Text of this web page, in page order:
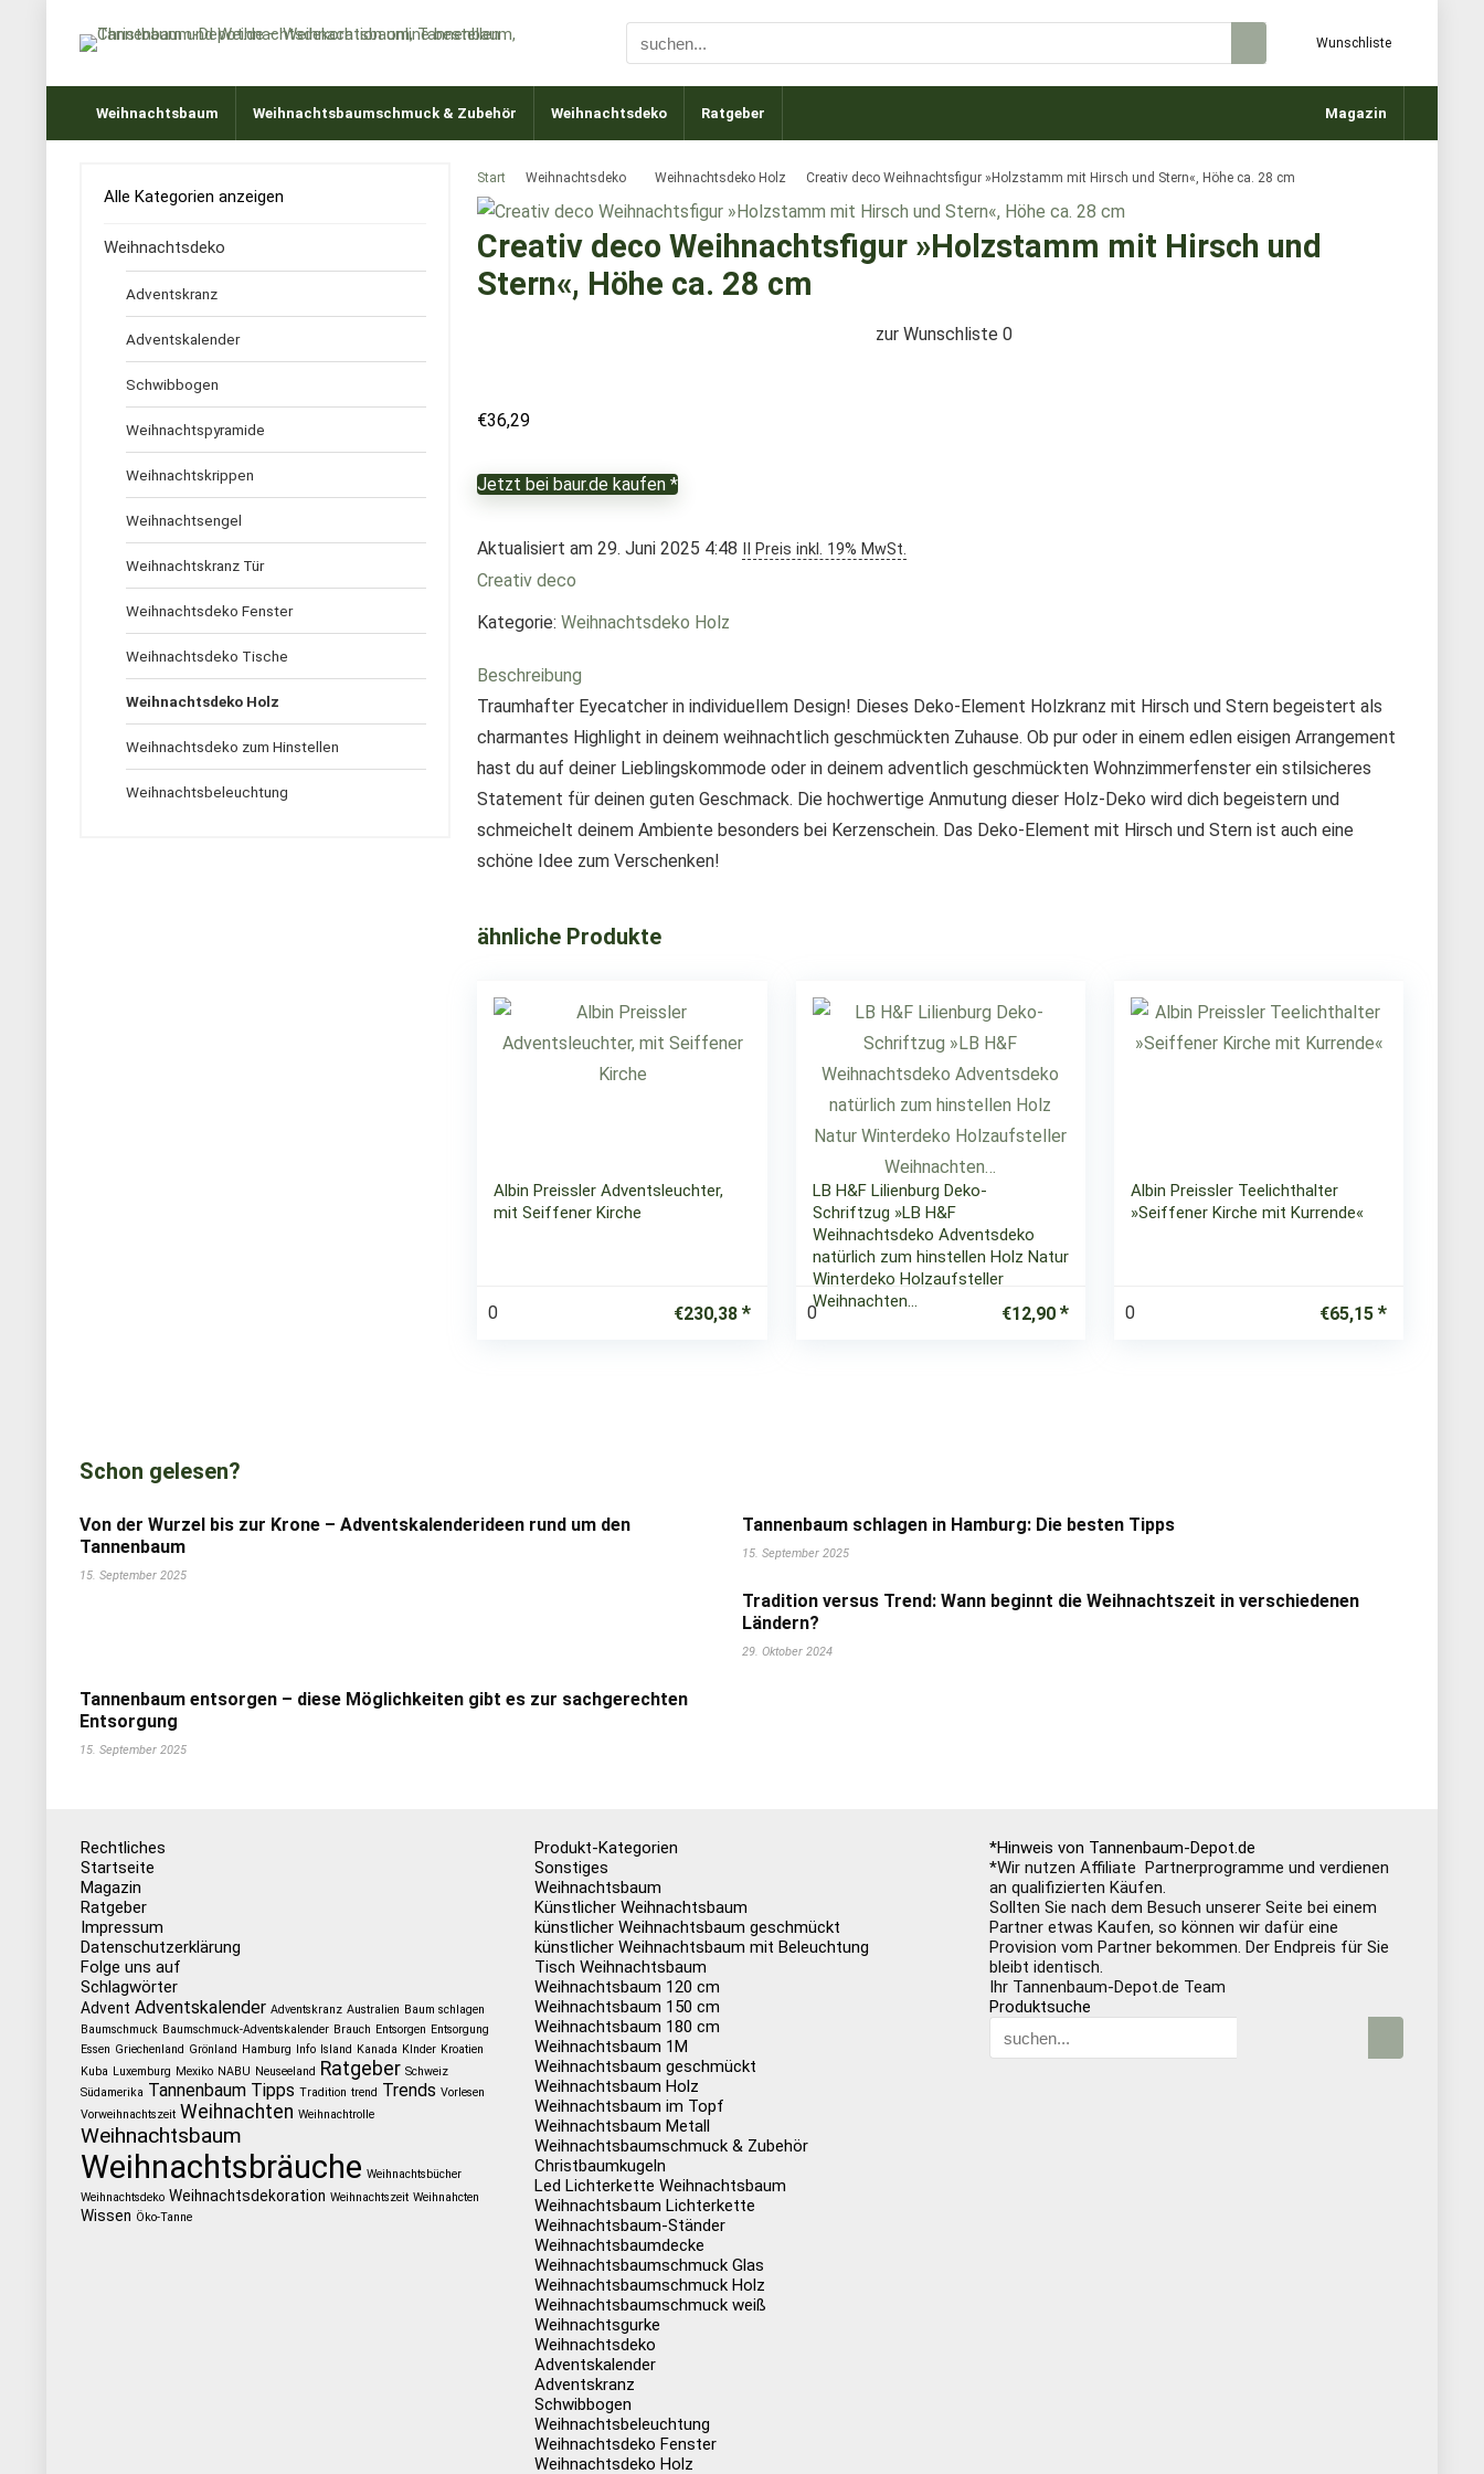
Wunschliste
Weihnachtsbaum Weihnachtsbaumschmuck & Zubehör Weihnachtsdeko Ratgeber Magazin
Start Weihnachtsdeko Weihnachtsdeko Holz Creativ deco Weihnachtsfigur »Holzstamm mit Hirsch und Stern«, Höhe ca. 28 cm
Creativ deco Weihnachtsfigur »Holzstamm mit Hirsch und
Stern«, Höhe ca. 28 cm
zur Wunschliste 0
€36,29
Jetzt bei baur.de kaufen *
Aktualisiert am 29. Juni 2025 4:48 II Preis inkl. 19% MwSt.
Creativ deco
Kategorie: Weihnachtsdeko Holz
Beschreibung
Traumhafter Eyecatcher in individuellem Design! Dieses Deko-Element Holzkranz mit Hirsch und Stern begeistert als
charmantes Highlight in deinem weihnachtlich geschmückten Zuhause. Ob pur oder in einem edlen eisigen Arrangement
hast du auf deiner Lieblingskommode oder in deinem adventlich geschmückten Wohnzimmerfenster ein stilsicheres
Statement für deinen guten Geschmack. Die hochwertige Anmutung dieser Holz-Deko wird dich begeistern und
schmeichelt deinem Ambiente besonders bei Kerzenschein. Das Deko-Element mit Hirsch und Stern ist auch eine
schöne Idee zum Verschenken!
ähnliche Produkte
Albin Preissler Adventsleuchter,
mit Seiffener Kirche
0 €230,38
LB H&F Lilienburg Deko-
Schriftzug »LB H&F
Weihnachtsdeko Adventsdeko
natürlich zum hinstellen Holz Natur
Winterdeko Holzaufsteller
Weihnachten…
0 €12,90
Albin Preissler Teelichthalter
»Seiffener Kirche mit Kurrende«
0 €65,15
Alle Kategorien anzeigen
Weihnachtsdeko
Adventskranz
Adventskalender
Schwibbogen
Weihnachtspyramide
Weihnachtskrippen
Weihnachtsengel
Weihnachtskranz Tür
Weihnachtsdeko Fenster
Weihnachtsdeko Tische
Weihnachtsdeko Holz
Weihnachtsdeko zum Hinstellen
Weihnachtsbeleuchtung
Schon gelesen?
Von der Wurzel bis zur Krone – Adventskalenderideen rund um den
Tannenbaum
15. September 2025
Tannenbaum schlagen in Hamburg: Die besten Tipps
15. September 2025
Tradition versus Trend: Wann beginnt die Weihnachtszeit in verschiedenen
Ländern?
29. Oktober 2024
Tannenbaum entsorgen – diese Möglichkeiten gibt es zur sachgerechten
Entsorgung
15. September 2025
Rechtliches
Startseite
Magazin
Ratgeber
Impressum
Datenschutzerklärung
Folge uns auf
Schlagwörter
Advent Adventskalender Adventskranz Australien Baum schlagen
Baumschmuck Baumschmuck-Adventskalender Brauch Entsorgen Entsorgung
Essen Griechenland Grönland Hamburg Info Island Kanada KInder Kroatien
Kuba Luxemburg Mexiko NABU Neuseeland Ratgeber Schweiz
Südamerika Tannenbaum Tipps Tradition trend Trends Vorlesen
Vorweihnachtszeit Weihnachten Weihnachtrolle
Weihnachtsbaum
Weihnachtsbräuche Weihnachtsbücher
Weihnachtsdeko Weihnachtsdekoration Weihnachtszeit Weihnahcten
Wissen Öko-Tanne
Produkt-Kategorien
Sonstiges
Weihnachtsbaum
Künstlicher Weihnachtsbaum
künstlicher Weihnachtsbaum geschmückt
künstlicher Weihnachtsbaum mit Beleuchtung
Tisch Weihnachtsbaum
Weihnachtsbaum 120 cm
Weihnachtsbaum 150 cm
Weihnachtsbaum 180 cm
Weihnachtsbaum 1M
Weihnachtsbaum geschmückt
Weihnachtsbaum Holz
Weihnachtsbaum im Topf
Weihnachtsbaum Metall
Weihnachtsbaumschmuck & Zubehör
Christbaumkugeln
Led Lichterkette Weihnachtsbaum
Weihnachtsbaum Lichterkette
Weihnachtsbaum-Ständer
Weihnachtsbaumdecke
Weihnachtsbaumschmuck Glas
Weihnachtsbaumschmuck Holz
Weihnachtsbaumschmuck weiß
Weihnachtsgurke
Weihnachtsdeko
Adventskalender
Adventskranz
Schwibbogen
Weihnachtsbeleuchtung
Weihnachtsdeko Fenster
Weihnachtsdeko Holz
*Hinweis von Tannenbaum-Depot.de
*Wir nutzen Affiliate Partnerprogramme und verdienen
an qualifizierten Käufen.
Sollten Sie nach dem Besuch unserer Seite bei einem
Partner etwas Kaufen, so können wir dafür eine
Provision vom Partner bekommen. Der Endpreis für Sie
bleibt identisch.
Ihr Tannenbaum-Depot.de Team
Produktsuche